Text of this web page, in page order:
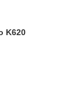
K620